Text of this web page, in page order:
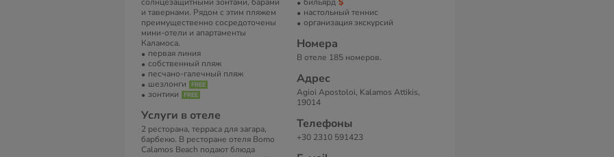
и тавернами. Рядом с этим пляжем
преимущественно сосредоточены
мини-отели и апартаменты
Каламоса.
первая линия
собственный пляж
песчано-галечный пляж
шезлонги
зонтики
Услуги в отеле
2 ресторана, терраса для загара,
барбекю. В ресторане отеля Bomo
Calamos Beach подают блюда
настольный теннис
организация экскурсий
Номера
В отеле 185 номеров.
Адрес
Agioi Apostoloi, Kalamos Attikis,
19014
Телефоны
+30 2310 591423